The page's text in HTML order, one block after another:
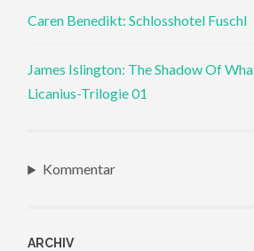
Caren Benedikt: Schlosshotel Fuschl
James Islington: The Shadow Of
Licanius-Trilogie 01
Kommentar
ARCHIV